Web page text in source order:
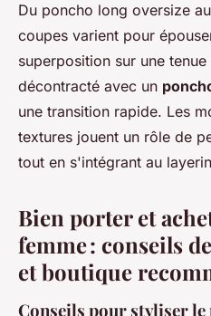
Du poncho long oversize
coupes varient pour
superposition sur une
décontracté avec un
une transition rapide. Les
textures jouent un rôle de
tout en s'intégrant au
Bien porter et
femme : conseils
et boutique
Conseils pour styliser le